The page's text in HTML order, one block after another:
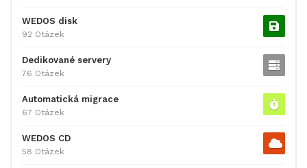
WEDOS disk
92 Otázek
Dedikované servery
76 Otázek
Automatická migrace
67 Otázek
WEDOS CD
58 Otázek